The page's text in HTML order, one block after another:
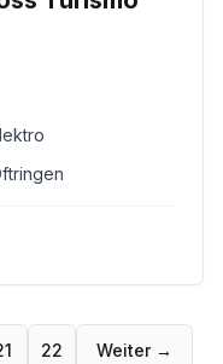
22 Weiter →